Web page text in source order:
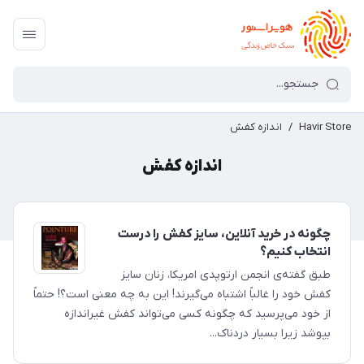
Havir Store
/ اندازه کفش
اندازه کفش
چگونه در خرید آنلاین، سایز کفش را درست
انتخاب کنیم؟
طبق گفته‌ی انجمن ارتوپدی امریکا، زنان سایز
کفش خود را غالباً اشتباه می‌گیرند! این به چه معنی است؟! حتماً
از خود می‌پرسید که چگونه کسی می‌تواند کفش غیراندازه
بپوشد زیرا بسیار دردناک...